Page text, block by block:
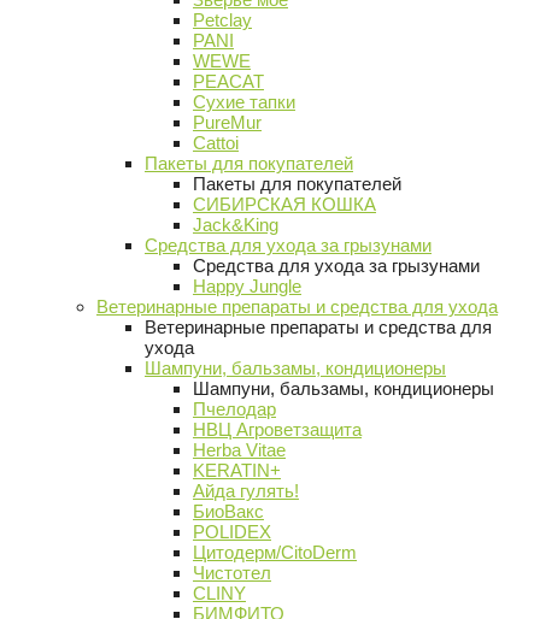
Petclay
PANI
WEWE
PEACAT
Сухие тапки
PureMur
Cattoi
Пакеты для покупателей
Пакеты для покупателей
СИБИРСКАЯ КОШКА
Jack&King
Средства для ухода за грызунами
Средства для ухода за грызунами
Happy Jungle
Ветеринарные препараты и средства для ухода
Ветеринарные препараты и средства для
ухода
Шампуни, бальзамы, кондиционеры
Шампуни, бальзамы, кондиционеры
Пчелодар
НВЦ Агроветзащита
Herba Vitae
KERATIN+
Айда гулять!
БиоВакс
POLIDEX
Цитодерм/CitoDerm
Чистотел
CLINY
БИМФИТО